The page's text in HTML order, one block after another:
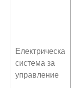
Електрическа
система за
управление